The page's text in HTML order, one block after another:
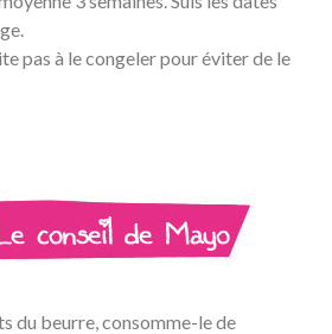
pas à le congeler pour éviter de le
du beurre, consomme-le de